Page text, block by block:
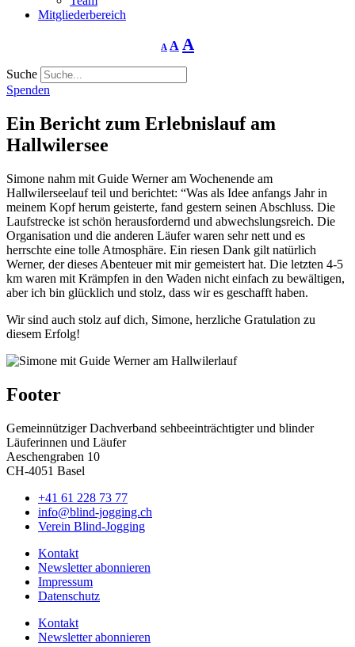
Mitgliederbereich
A
Schriftgrösse
verringern
A Schriftgrösse
zurücksetzen
A
Suche
Spenden
Ein Bericht zum Erlebnislauf am
Hallwilersee
Simone nahm mit Guide Werner am Wochenende am
Hallwilerseelauf teil und berichtet: “Was als Idee anfangs Jahr in
meinem Kopf herum geisterte, fand gestern seinen Abschluss. Die
Laufstrecke ist schön herausfordernd und abwechslungsreich. Die
Organisation und die anderen Läufer waren sehr nett und es
herrschte eine tolle Atmosphäre. Ein riesen Dank gilt natürlich
Werner, der dieses Abenteuer mit mir gemeistert hat. Die letzten 4-5
km waren mit Krämpfen in den Waden nicht einfach zu bewältigen,
aber ich bin glücklich und stolz, dass wir es geschafft haben.
Wir sind auch stolz auf dich, Simone, herzliche Gratulation zu
diesem Erfolg!
Footer
Gemeinnütziger Dachverband sehbeeinträchtigter und blinder
Läuferinnen und Läufer
Aeschengraben 10
CH-4051 Basel
+41 61 228 73 77
info@blind-jogging.ch
Verein Blind-Jogging
Kontakt
Newsletter abonnieren
Impressum
Datenschutz
Kontakt
Newsletter abonnieren